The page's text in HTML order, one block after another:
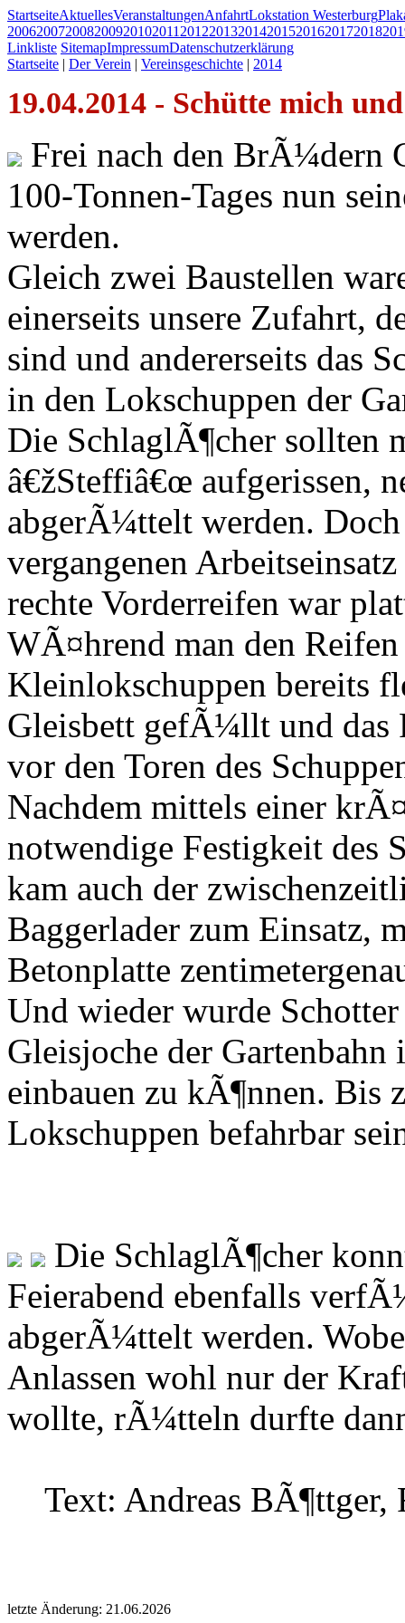
StartseiteAktuellesVeranstaltungenAnfahrtLokstation Westerburg
200620072008200920102011 2012201320142015201620172018
Linkliste SitemapImpressumDatenschutzerklärung
Startseite | Der Verein | Vereinsgeschichte | 2014
19.04.2014 - Schütte mich
Frei nach den BrÃ¼dern
100-Tonnen-Tages nun
werden.
Gleich zwei Baustellen
einerseits unsere Zufahrt,
sind und andererseits das
in den Lokschuppen der
Die SchlaglÃ¶cher sollten
â€žSteffiâ€œ aufgerissen,
abgerÃ¼ttelt werden.
vergangenen
rechte Vorderreifen war
WÃ¤hrend man den
Kleinlokschuppen bereits
Gleisbett gefÃ¼llt und das
vor den Toren des
Nachdem mittels einer
notwendige Festigkeit des
kam auch der
Baggerlader zum Einsatz,
Betonplatte
Und wieder wurde
Gleisjoche der
einbauen zu kÃ¶nnen. Bis
Lokschuppen befahrbar
Die SchlaglÃ¶cher
Feierabend ebenfalls
abgerÃ¼ttelt werden.
Anlassen wohl nur der
wollte, rÃ¼tteln durfte
Text: Andreas BÃ¶ttger,
letzte Änderung: 21.06.2026